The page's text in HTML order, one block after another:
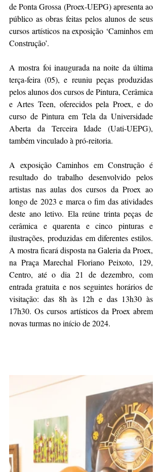
de Ponta Grossa (Proex-UEPG) apresenta ao
público as obras feitas pelos alunos de seus
cursos artísticos na exposição ‘Caminhos em
Construção’.
A mostra foi inaugurada na noite da última
terça-feira (05), e reuniu peças produzidas
pelos alunos dos cursos de Pintura, Cerâmica
e Artes Teen, oferecidos pela Proex, e do
curso de Pintura em Tela da Universidade
Aberta da Terceira Idade (Uati-UEPG),
também vinculado à pró-reitoria.
A exposição Caminhos em Construção é
resultado do trabalho desenvolvido pelos
artistas nas aulas dos cursos da Proex ao
longo de 2023 e marca o fim das atividades
deste ano letivo. Ela reúne trinta peças de
cerâmica e quarenta e cinco pinturas e
ilustrações, produzidas em diferentes estilos.
A mostra ficará disposta na Galeria da Proex,
na Praça Marechal Floriano Peixoto, 129,
Centro, até o dia 21 de dezembro, com
entrada gratuita e nos seguintes horários de
visitação: das 8h às 12h e das 13h30 às
17h30. Os cursos artísticos da Proex abrem
novas turmas no início de 2024.